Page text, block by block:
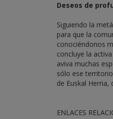
Deseos de
Siguiendo la
para que la
conociéndonos
concluye la
aviva muchas
sólo ese
de Euskal Herria,
ENLACES